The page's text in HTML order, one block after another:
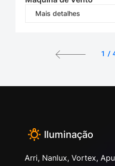
Mais detalhes
1 / 4
Iluminação
Arri, Nanlux, Vortex,